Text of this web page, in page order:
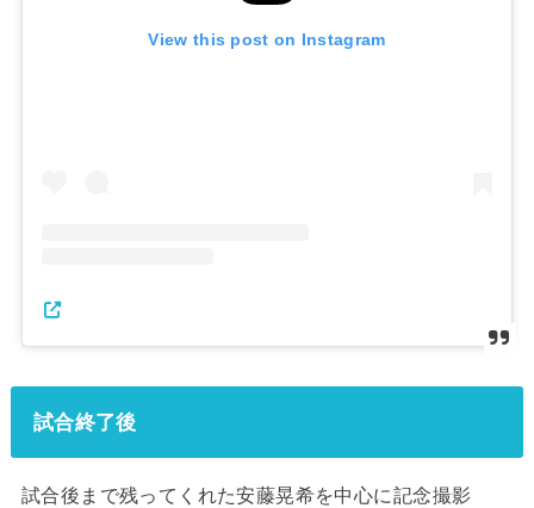
View this post on Instagram
試合終了後
試合後まで残ってくれた安藤晃希を中心に記念撮影